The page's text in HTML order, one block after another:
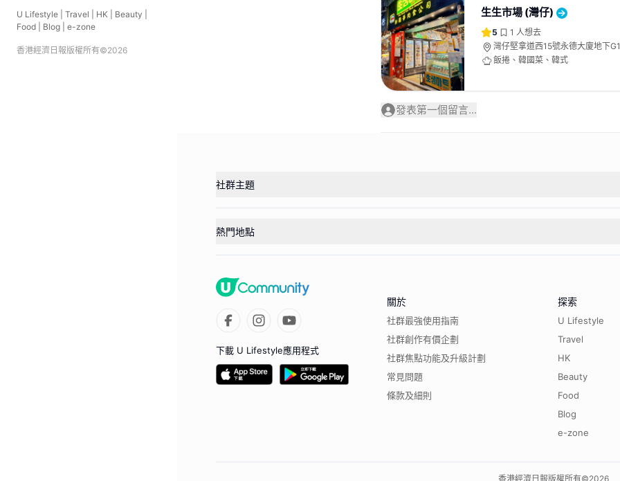
U Lifestyle Travel HK Beauty
Food
Blog e-zone
香港經濟日報版權所有©2026
生生市場 (灣仔)
5 1 人想去
灣仔堅拿道西15號永德大廈地下
飯捲、韓國菜、韓式
發表第一個留言...
社群主題
熱門地點
下載 U Lifestyle應用程式
關於
社群最強使用指南
社群創作有價企劃
社群焦點功能及升級計劃
常見問題
條款及細則
探索
U Lifestyle
Travel
HK
Beauty
Food
Blog
e-zone
香港經濟日報版權所有©2026